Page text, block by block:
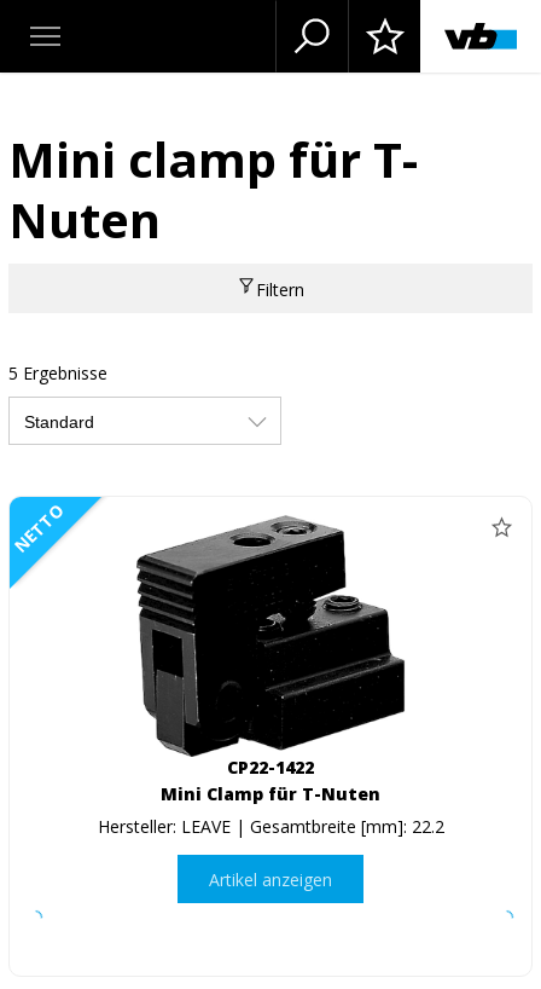
Mini clamp für T-
Nuten
Filtern
5 Ergebnisse
NETTO
CP22-1422
Mini Clamp für T-Nuten
Hersteller: LEAVE | Gesamtbreite [mm]: 22.2
Artikel anzeigen